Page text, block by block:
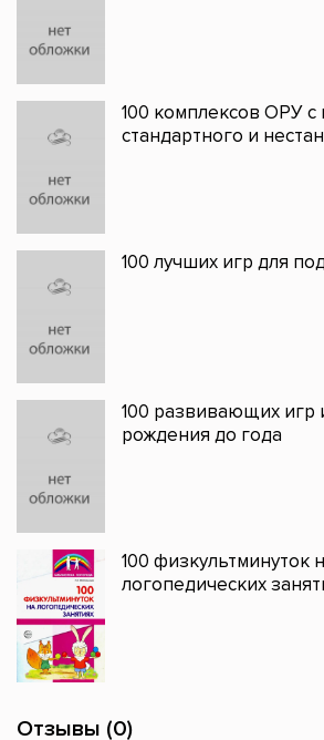
100 комплексов ОРУ
стандартного и
100 лучших игр для
100 развивающих игр
рождения до года
100 физкультминуток
логопедических
Отзывы (0)